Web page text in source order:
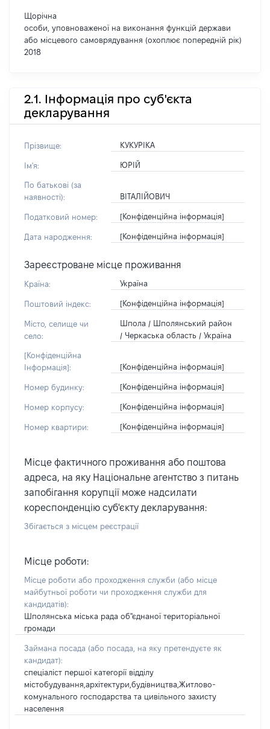
Щорічна
особи, уповноваженої на виконання функцій держави
або місцевого самоврядування (охоплює попередній рік)
2018
2.1. Інформація про суб'єкта
декларування
Прізвище: КУКУРІКА
Ім'я: ЮРІЙ
По батькові (за
наявності):
ВІТАЛІЙОВИЧ
Податковий номер: [Конфіденційна інформація]
Дата народження: [Конфіденційна інформація]
Зареєстроване місце проживання
Країна: Україна
Поштовий індекс: [Конфіденційна інформація]
Місто, селище чи
село:
Шпола / Шполянський район
/ Черкаська область / Україна
[Конфіденційна
Інформація]:
[Конфіденційна інформація]
Номер будинку: [Конфіденційна інформація]
Номер корпусу: [Конфіденційна інформація]
Номер квартири: [Конфіденційна інформація]
Місце фактичного проживання або поштова
адреса, на яку Національне агентство з питань
запобігання корупції може надсилати
кореспонденцію суб'єкту декларування:
Збігається з місцем реєстрації
Місце роботи:
Місце роботи або проходження служби (або місце
майбутньої роботи чи проходження служби для
кандидатів):
Шполянська міська рада об"єднаної територіальної
громади
Займана посада (або посада, на яку претендуєте як
кандидат):
спеціаліст першої категорії відділу
містобудування,архітектури,будівництва,Житлово-
комунального господарства та цивільного захисту
населення